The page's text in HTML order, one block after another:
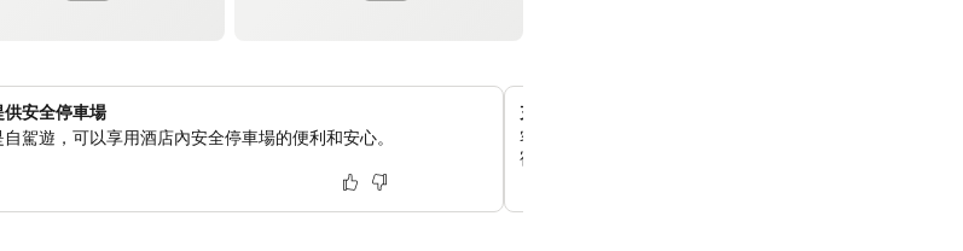
供安全停車場
駕遊，可以享用酒店內安全停車場的便利和安心。
充滿活力和色彩繽紛的客房裝潢
客房裝潢精美，色彩鮮明，營造出歡樂而獨特的氛圍，讓
宿體驗。